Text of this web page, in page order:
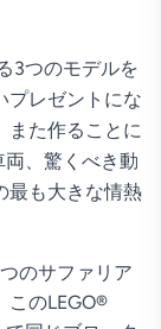
3つのモデルを
プレゼントにな
また作ることに
、驚くべき動
最も大きな情熱
のサファリア
このLEGO®